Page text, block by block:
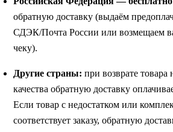
обратную доставку (выдаём
СДЭК/Почта России или возмещаем
чеку).
Другие страны: при возврате товара
качества обратную доставку
Если товар с недостатком или
соответствует заказу, обратную